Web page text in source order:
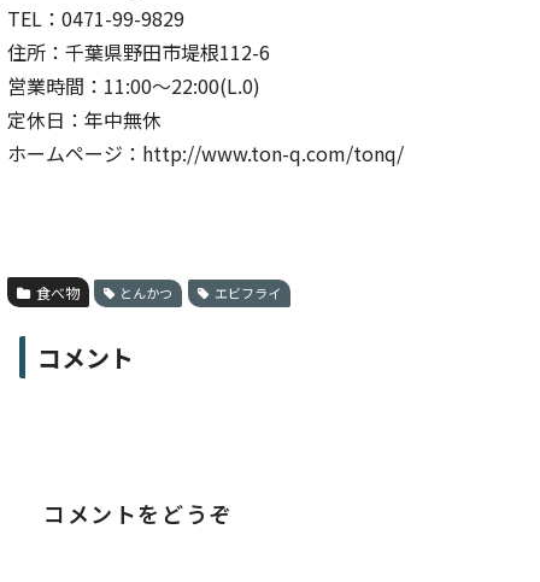
TEL：0471-99-9829
住所：千葉県野田市堤根112-6
営業時間：11:00〜22:00(L.0)
定休日：年中無休
ホームページ：http://www.ton-q.com/tonq/
食べ物 とんかつ エビフライ
コメント
コメントをどうぞ